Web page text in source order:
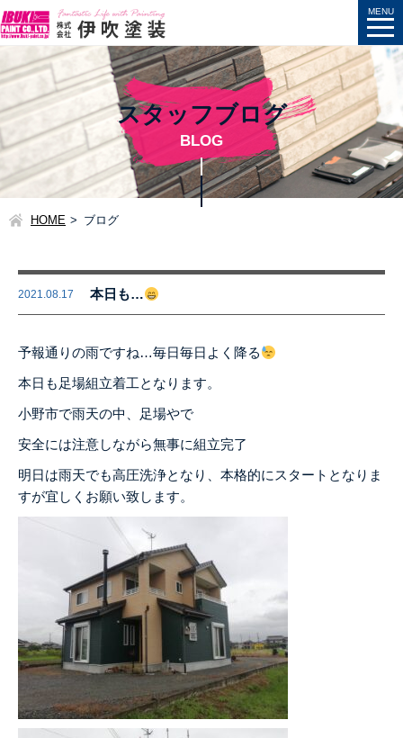
スタッフブログ
BLOG
HOME ブログ
2021.08.17 本日も…
予報通りの雨ですね…毎日毎日よく降る
本日も足場組立着工となります。
小野市で雨天の中、足場やで
安全には注意しながら無事に組立完了
明日は雨天でも高圧洗浄となり、本格的にスタートとなりま
すが宜しくお願い致します。